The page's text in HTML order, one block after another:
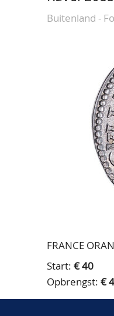
Buitenland -
FRANCE
Start: € 40
Opbrengst: €